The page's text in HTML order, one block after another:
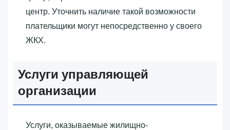
центр. Уточнить наличие такой возможности
плательщики могут непосредственно у своего
ЖКХ.
Услуги управляющей
организации
Услуги, оказываемые жилищно-